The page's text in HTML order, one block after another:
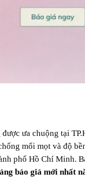
ưa chuộng tại
mối mọt và độ
phố Hồ Chí Minh.
báo giá mới nhất